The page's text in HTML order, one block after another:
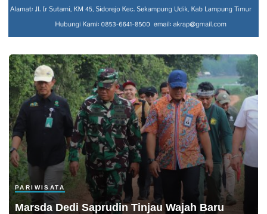
PARIWISATA
Marsda Dedi Saprudin Tinjau Wajah Baru